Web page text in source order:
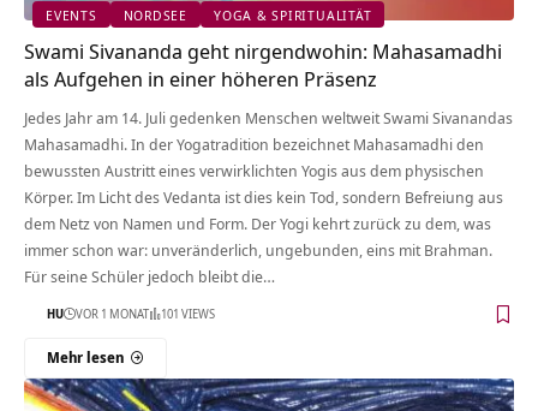
EVENTS NORDSEE YOGA & SPIRITUALITÄT
Swami Sivananda geht nirgendwohin: Mahasamadhi
als Aufgehen in einer höheren Präsenz
Jedes Jahr am 14. Juli gedenken Menschen weltweit Swami Sivanandas
Mahasamadhi. In der Yogatradition bezeichnet Mahasamadhi den
bewussten Austritt eines verwirklichten Yogis aus dem physischen
Körper. Im Licht des Vedanta ist dies kein Tod, sondern Befreiung aus
dem Netz von Namen und Form. Der Yogi kehrt zurück zu dem, was
immer schon war: unveränderlich, ungebunden, eins mit Brahman.
Für seine Schüler jedoch bleibt die…
HU VOR 1 MONAT 101 VIEWS
Mehr lesen